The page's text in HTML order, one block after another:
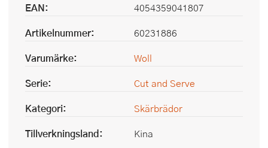
EAN:
4054359041807
Artikelnummer:
60231886
Varumärke:
Woll
Serie:
Cut and Serve
Kategori:
Skärbrädor
Tillverkningsland:
Kina